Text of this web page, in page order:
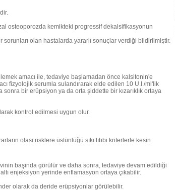
osteoporozda kemikteki progressif dekalsifikasyonun
sorunları olan hastalarda yararlı sonuçlar verdiği bildirilmiştir.
amacı ile, tedaviye başlamadan önce kalsitonin'e
fizyolojik serumla sulandırarak elde edilen 10 U.I./ml'lik
bir erüpsiyon ya da orta şiddette bir kızarıklık ortaya
kontrol edilmesi uygun olur.
olası risklere üstünlüğü sıkı tıbbi kriterlerle kesin
başında görülür ve daha sonra, tedaviye devam edildiği
enjeksiyon yerinde enflamasyon ortaya çıkabilir.
olarak da deride erüpsiyonlar görülebilir.